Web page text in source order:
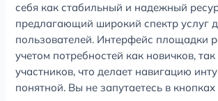
себя как стабильный и надежный
предлагающий широкий спектр услуг
пользователей. Интерфейс площадки
учетом потребностей как новичков,
участников, что делает навигацию
понятной. Вы не запутаетесь в